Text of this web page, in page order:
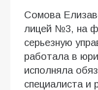
Сомова
лицей №3, на
серьезную
работала в
исполняла
специалиста и